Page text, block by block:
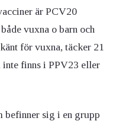
är PCV20
vuxna o barn och
för vuxna, täcker 21
inte finns iPPV23 eller
befinner sig i en grupp